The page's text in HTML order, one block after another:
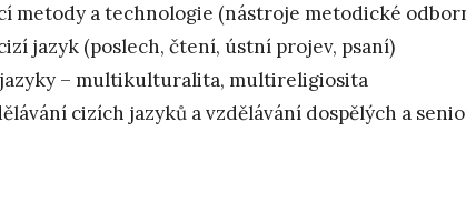
metody a technologie (nástroje metodické
jazyk (poslech, čtení, ústní projev, psaní)
jazyky – multikulturalita, multireligiosita
cizích jazyků a vzdělávání dospělých a